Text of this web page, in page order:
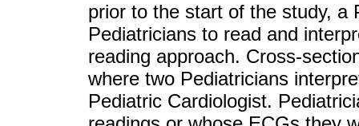
prior to the start of the study, a
Pediatricians to read and
reading approach. Cross-
where two Pediatricians
Pediatric Cardiologist.